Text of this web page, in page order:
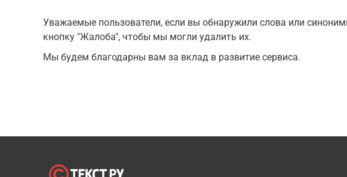
Уважаемые пользователи, если вы обнаружили слова или
кнопку "Жалоба", чтобы мы могли удалить их.
Мы будем благодарны вам за вклад в развитие сервиса.